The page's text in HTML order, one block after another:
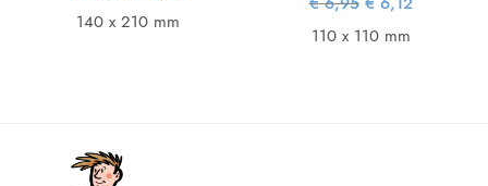
€ 21,95.
140 x 210 mm prijs was:
€ 6,95.
110 x 110 mm